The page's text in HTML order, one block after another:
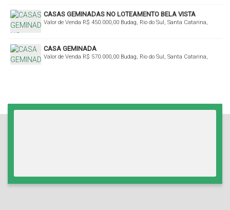
CASAS GEMINADAS NO LOTEAMENTO BELA VISTA
R$ 450.000,00
Valor de Venda
Budag, Rio do Sul, Santa Catarina,
CASA GEMINADA
R$ 570.000,00
Valor de Venda
Budag, Rio do Sul, Santa Catarina,